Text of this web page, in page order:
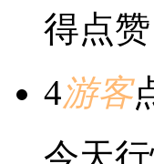
得点赞
4游客
今天